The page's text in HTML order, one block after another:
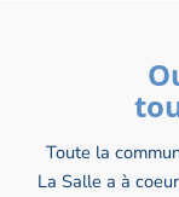
Toute la
La Salle a à